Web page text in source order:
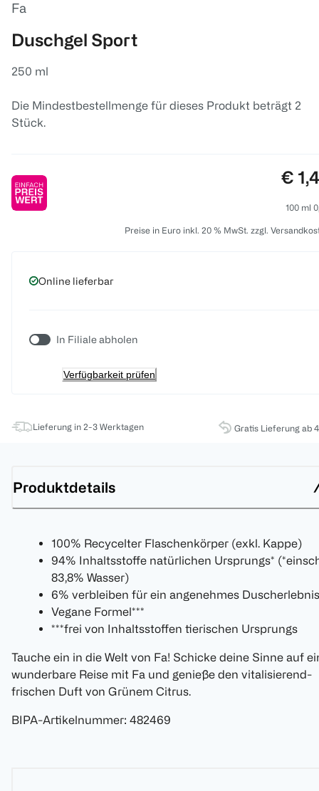
Fa
Duschgel Sport
250 ml
Die Mindestbestellmenge für dieses Produkt beträgt 2
Stück.
€
100 ml
Preise in Euro inkl. 20 % MwSt. zzgl.
Online lieferbar
In Filiale abholen
Verfügbarkeit prüfen
Lieferung in 2-3 Werktagen Gratis Lieferung ab
Produktdetails
100% Recycelter Flaschenkörper (exkl. Kappe)
94% Inhaltsstoffe natürlichen Ursprungs*
83,8% Wasser)
6% verbleiben für ein angenehmes Duscherlebnis
Vegane Formel***
***frei von Inhaltsstoffen tierischen Ursprungs
Tauche ein in die Welt von Fa! Schicke deine Sinne auf
wunderbare Reise mit Fa und genieße den vitalisierend-
frischen Duft von Grünem Citrus.
BIPA-Artikelnummer: 482469